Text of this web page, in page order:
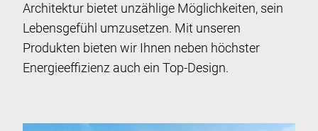
Architektur bietet unzählige Möglichkeiten, sein
Lebensgefühl umzusetzen. Mit unseren
Produkten bieten wir Ihnen neben höchster
Energieeffizienz auch ein Top-Design.